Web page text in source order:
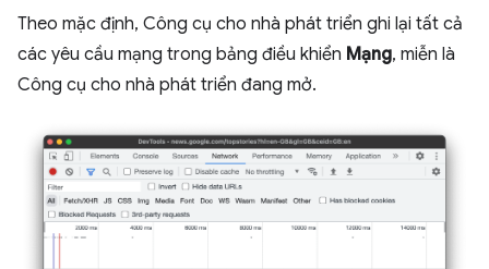
Theo mặc định, Công cụ cho nhà phát triển ghi lại tất cả
các yêu cầu mạng trong bảng điều khiển Mạng, miễn là
Công cụ cho nhà phát triển đang mở.